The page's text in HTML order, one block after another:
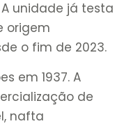
unidade já testa
origem
o fim de 2023.
em 1937. A
de
nafta